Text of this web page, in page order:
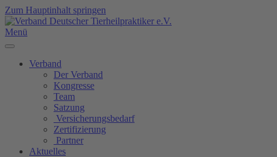
Zum Hauptinhalt springen
Menü
Verband
Der Verband
Kongresse
Team
Satzung
Versicherungsbedarf
Zertifizierung
Partner
Aktuelles